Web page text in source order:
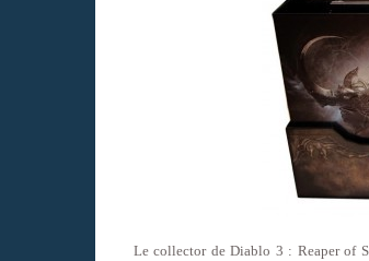
Le collector de Diablo 3 : Reaper of